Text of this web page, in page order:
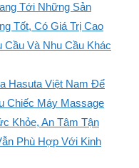
Tới Những Sản
Tốt, Có Giá Trị Cao
Và Nhu Cầu Khác
Hasuta Việt Nam Để
Chiếc Máy Massage
Khỏe, An Tâm Tận
Phù Hợp Với Kinh